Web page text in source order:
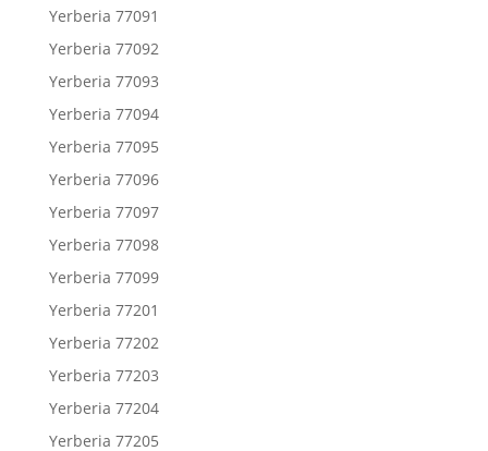
Yerberia 77091
Yerberia 77092
Yerberia 77093
Yerberia 77094
Yerberia 77095
Yerberia 77096
Yerberia 77097
Yerberia 77098
Yerberia 77099
Yerberia 77201
Yerberia 77202
Yerberia 77203
Yerberia 77204
Yerberia 77205